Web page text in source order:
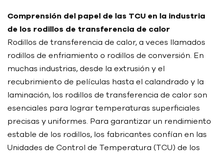
Comprensión del papel de las TCU en la industria
de los rodillos de transferencia de calor
Rodillos de transferencia de calor, a veces llamados
rodillos de enfriamiento o rodillos de conversión. En
muchas industrias, desde la extrusión y el
recubrimiento de películas hasta el calandrado y la
laminación, los rodillos de transferencia de calor son
esenciales para lograr temperaturas superficiales
precisas y uniformes. Para garantizar un rendimiento
estable de los rodillos, los fabricantes confían en las
Unidades de Control de Temperatura (TCU) de los